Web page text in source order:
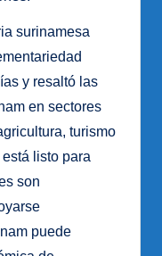
surinamesa
y resaltó las
en sectores
turismo
listo para
son
puede